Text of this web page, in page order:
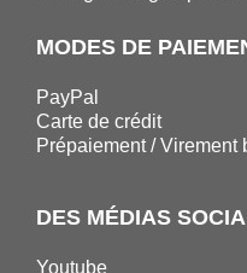
MODES DE
PayPal
Carte de crédit
Prépaiement / Virement
DES MÉDIAS
Youtube